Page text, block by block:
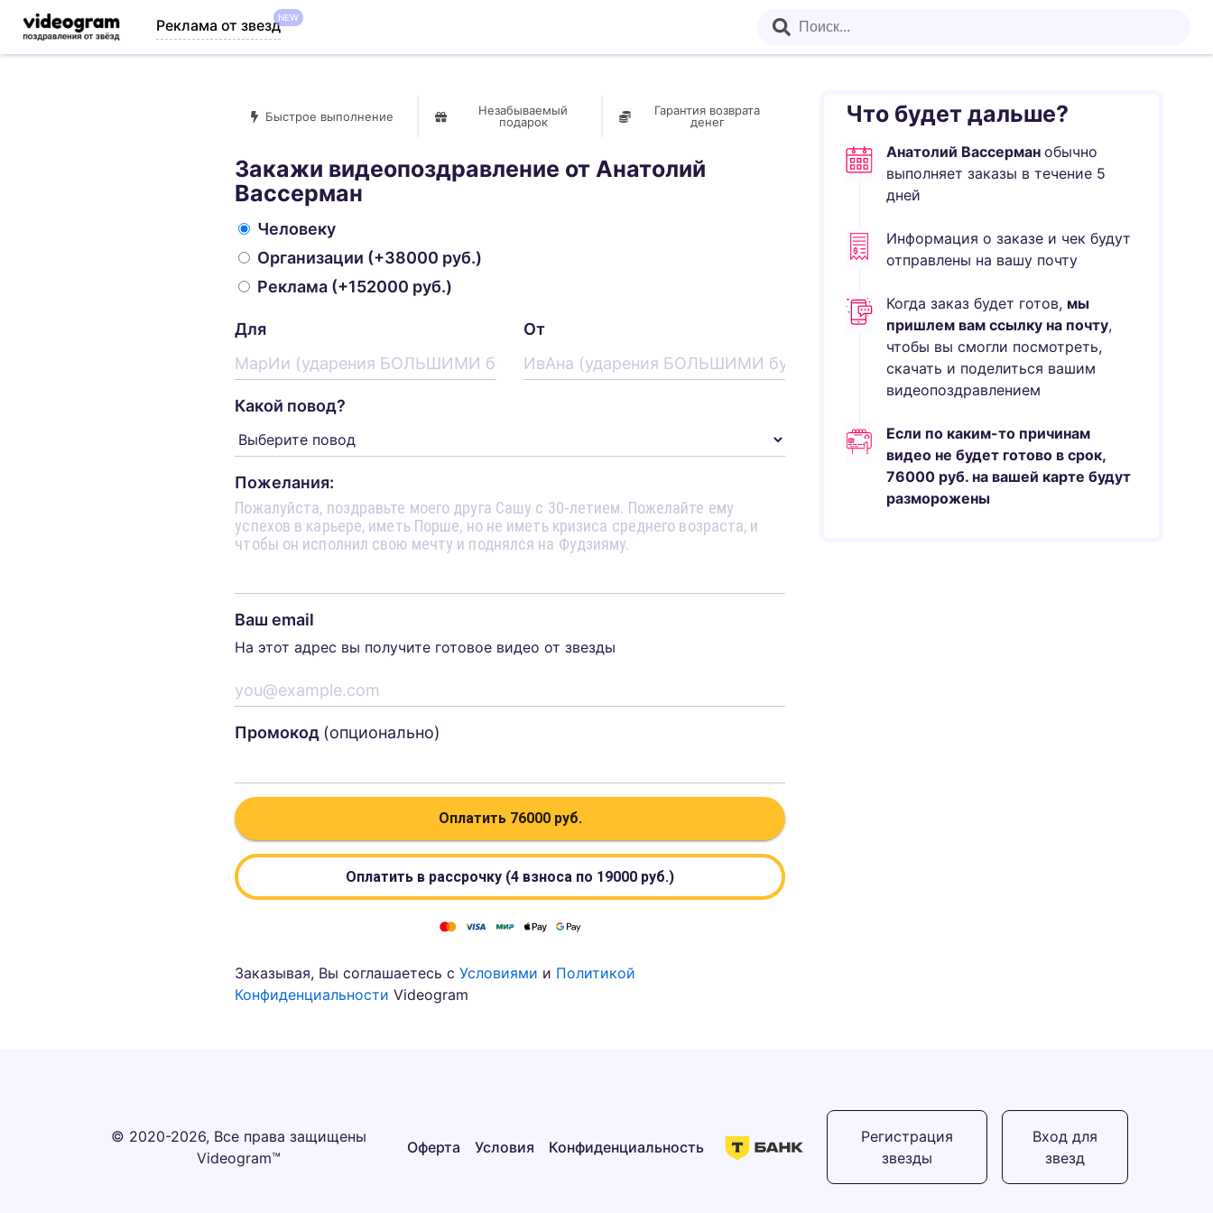
Реклама от звездNEW
Быстрое выполнение
Незабываемый
подарок
Гарантия возврата
денег
Закажи видеопоздравление отАнатолий
Вассерман
Человеку
Организации (+38000 руб.)
Реклама (+152000 руб.)
Для От
Какой повод?
Пожелания:
Ваш email
На этот адрес вы получите готовое видео от звезды
Промокод (опционально)
Оплатить 76000руб.
Оплатить в рассрочку (4 взноса по 19000 руб.)
Что будет дальше?
Анатолий Вассерманобычно
выполняетзаказы в течение 5
дней
Информация о заказе и чек будут
отправлены на вашу почту
Когда заказ будет готов, мы
пришлем вам ссылку на почту,
чтобы вы смогли посмотреть,
скачать и поделиться вашим
видеопоздравлением
Если по каким-то причинам
видео не будет готово в срок,
76000 руб. на вашей карте будут
разморожены
Заказывая, Вы соглашаетесь сУсловиями и Политикой
Конфиденциальности Videogram
© 2020-2026, Все права защищены
Videogram™
Оферта Условия Конфиденциальность
Регистрация
звезды
Вход для
звезд